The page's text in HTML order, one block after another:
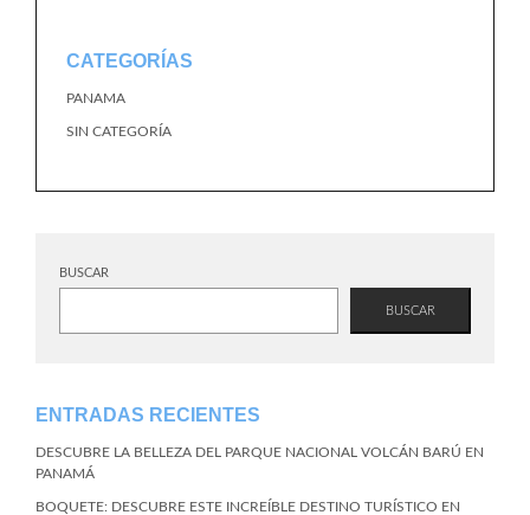
CATEGORÍAS
PANAMA
SIN CATEGORÍA
BUSCAR
BUSCAR
ENTRADAS RECIENTES
DESCUBRE LA BELLEZA DEL PARQUE NACIONAL VOLCÁN BARÚ EN
PANAMÁ
BOQUETE: DESCUBRE ESTE INCREÍBLE DESTINO TURÍSTICO EN